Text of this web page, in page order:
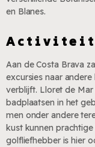
en Blanes.
Aan de Costa Brava
excursies naar
verblijft. Lloret de
badplaatsen in het
men onder andere
kust kunnen
golfliefhebber is hier